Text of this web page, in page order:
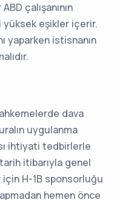
çalışanının
yüksek eşikler içerir.
yaparken istisnanın
dava
uygulanma
ihtiyati tedbirlerle
itibarıyla genel
için H-1B sponsorluğu
hemen önce